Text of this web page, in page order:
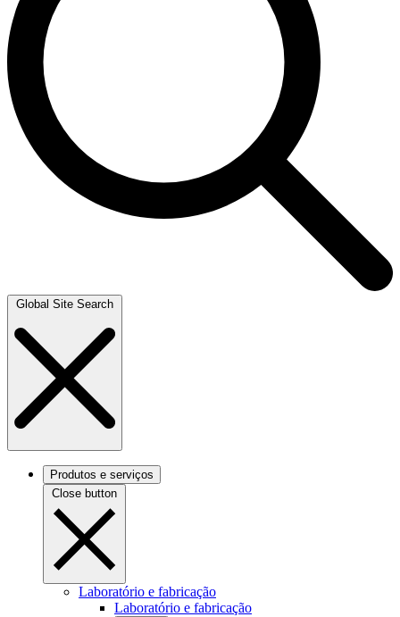
Global Site Search
Produtos e serviços
Close button
Laboratório e fabricação
Laboratório e fabricação